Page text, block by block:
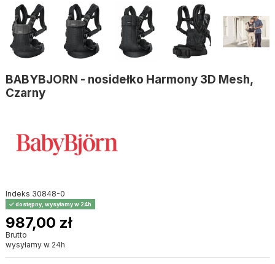
BABYBJORN - nosidełko Harmony 3D Mesh,
Czarny
Indeks 30848-0
dostępny, wysyłamy w 24h
987,00 zł
Brutto
wysyłamy w 24h